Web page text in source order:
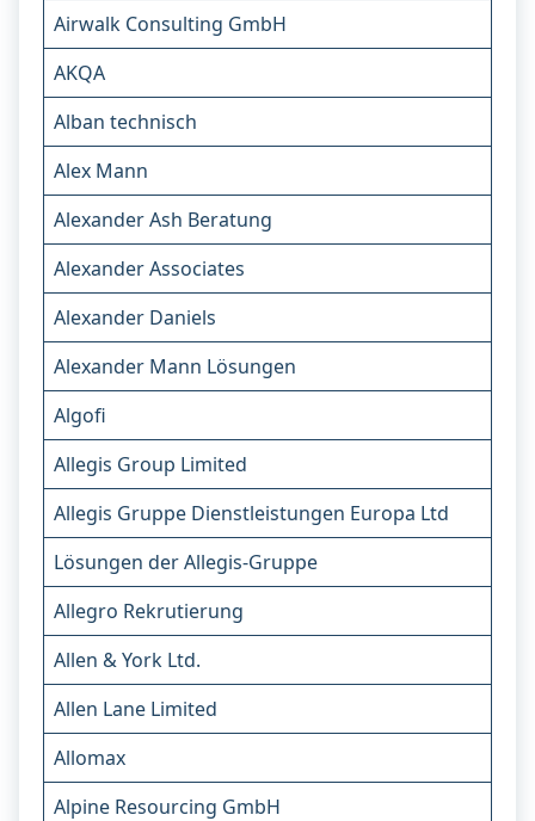
Airwalk Consulting GmbH
AKQA
Alban technisch
Alex Mann
Alexander Ash Beratung
Alexander Associates
Alexander Daniels
Alexander Mann Lösungen
Algofi
Allegis Group Limited
Allegis Gruppe Dienstleistungen Europa Ltd
Lösungen der Allegis-Gruppe
Allegro Rekrutierung
Allen & York Ltd.
Allen Lane Limited
Allomax
Alpine Resourcing GmbH